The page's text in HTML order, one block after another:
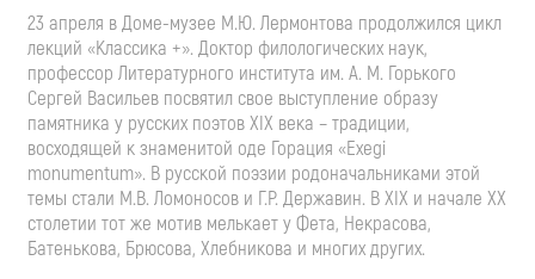
23 апреля в Доме-музее М.Ю. Лермонтова продолжился цикл
лекций «Классика +». Доктор филологических наук,
профессор Литературного института им. А. М. Горького
Сергей Васильев посвятил свое выступление образу
памятника у русских поэтов XIX века – традиции,
восходящей к знаменитой оде Горация «Exegi
monumentum». В русской поэзии родоначальниками этой
темы стали М.В. Ломоносов и Г.Р. Державин. В XIX и начале XX
столетии тот же мотив мелькает у Фета, Некрасова,
Батенькова, Брюсова, Хлебникова и многих других.